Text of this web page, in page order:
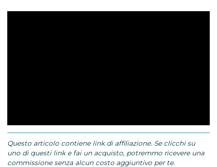
Questo articolo contiene link di affiliazione. Se clicchi su
uno di questi link e fai un acquisto, potremmo ricevere una
commissione senza alcun costo aggiuntivo per te.